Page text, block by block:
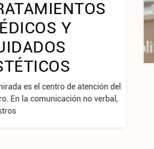
La medicina
cuántico con la